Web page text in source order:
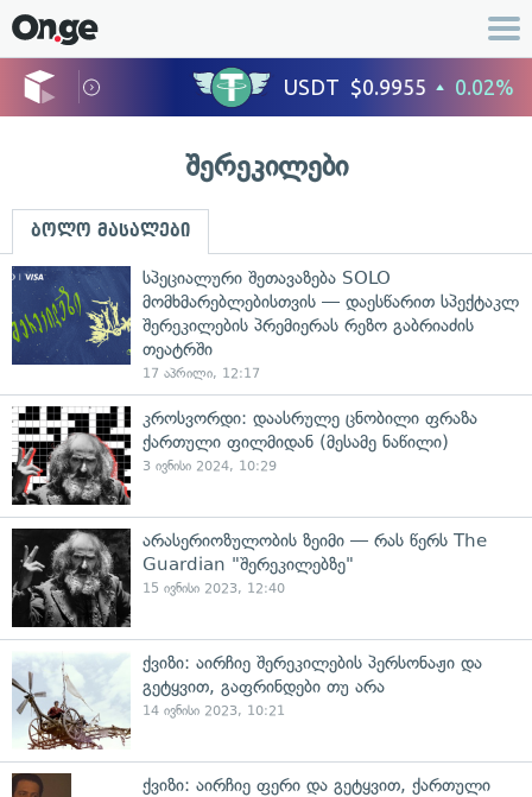
შერეკილები
ბოლო მასალები
სპეციალური შეთავაზება SOLO
მომხმარებლებისთვის — დაესწარით სპექტაკლ
შერეკილების პრემიერას რეზო გაბრიაძის
თეატრში
17 აპრილი, 12:17
კროსვორდი: დაასრულე ცნობილი ფრაზა
ქართული ფილმიდან (მესამე ნაწილი)
3 ივნისი 2024, 10:29
არასერიოზულობის ზეიმი — რას წერს The
Guardian "შერეკილებზე"
15 ივნისი 2023, 12:40
ქვიზი: აირჩიე შერეკილების პერსონაჟი და
გეტყვით, გაფრინდები თუ არა
14 ივნისი 2023, 10:21
ქვიზი: აირჩიე ფერი და გეტყვით, ქართული